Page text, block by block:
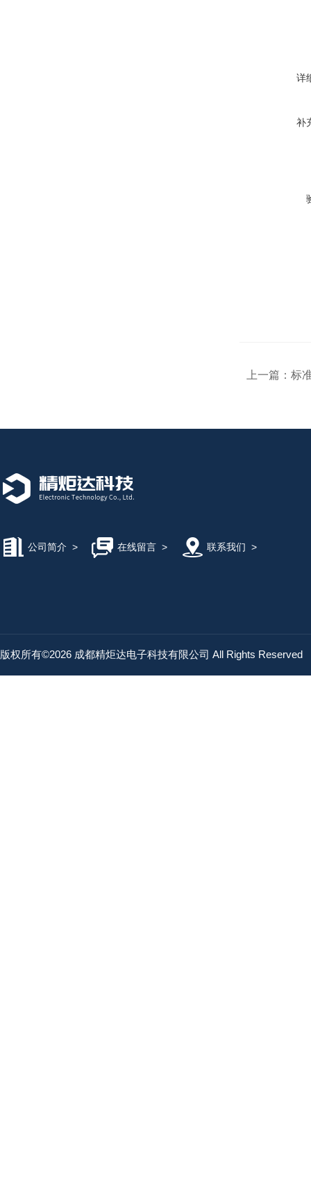
详
补
上一篇： 标
公司简介 > 在线留言> 联系我们 >
版权所有©2026 成都精炬达电子科技有限公司 All Rights Reserved